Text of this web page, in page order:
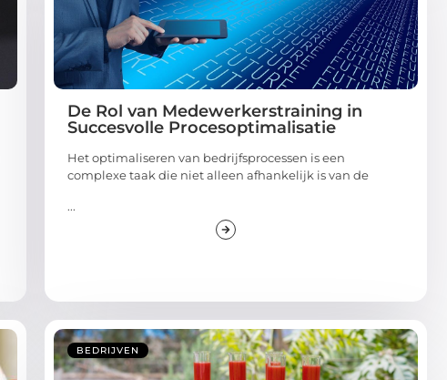
De Rol van Medewerkerstraining in
Succesvolle Procesoptimalisatie
Het optimaliseren van bedrijfsprocessen is een
complexe taak die niet alleen afhankelijk is van de
...
BEDRIJVEN